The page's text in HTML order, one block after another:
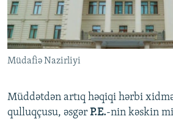
Müdafiə Nazirliyi
Müddətdən artıq həqiqi hərbi
qulluqçusu, əsgər P.E.-nin kəskin